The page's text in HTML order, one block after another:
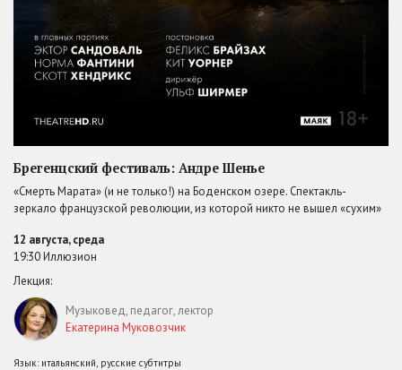
Брегенцский фестиваль: Андре Шенье
«Смерть Марата» (и не только!) на Боденском озере. Спектакль-
зеркало французской революции, из которой никто не вышел «сухим»
12 августа, среда
19:30 Иллюзион
Лекция:
Музыковед, педагог, лектор
Екатерина Муковозчик
Язык: итальянский, русские субтитры